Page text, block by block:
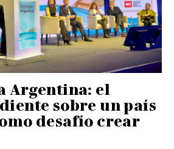
Argentina: el
sobre un país
desafío crear